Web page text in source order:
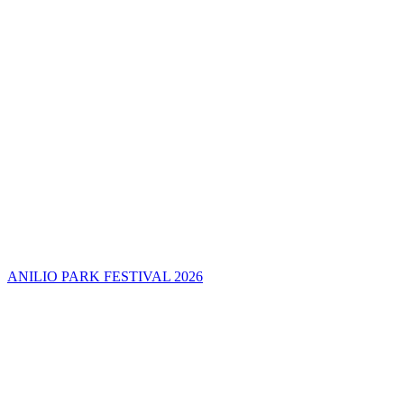
ANILIO PARK FESTIVAL 2026